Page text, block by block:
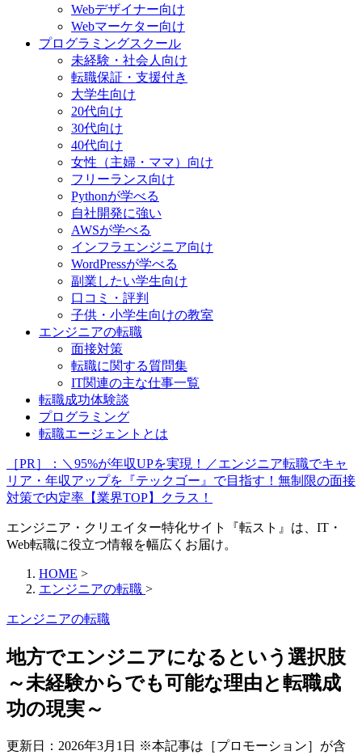
Webデザイナー向け
Webマーケター向け
プログラミングスクール
未経験・社会人向け
転職保証・支援付き
大学生向け
20代向け
30代向け
40代向け
女性（主婦・ママ）向け
フリーランス向け
Pythonが学べる
自社開発に強い
AWSが学べる
インフラエンジニア向け
WordPressが学べる
副業したい学生向け
口コミ・評判
子供・小学生向けの教室
エンジニアの転職
面接対策
転職に関する質問集
IT関連の主な仕事一覧
転職成功体験談
プログラミング
転職エージェントとは
［PR］：＼95%が年収UPを実現！／エンジニア転職でキャ
リア・年収アップを『テックゴー』で目指す！無制限の面接
対策で内定率【業界TOP】クラス！
エンジニア・クリエイター特化サイト『転スト』は、IT・
Web転職に役立つ情報を幅広くお届け。
HOME >
エンジニアの転職 >
エンジニアの転職
地方でエンジニアになるという選択肢
～未経験からでも可能な理由と転職成
功の現実～
更新日： 2026年3月1日 ※本記事は［プロモーション］が含